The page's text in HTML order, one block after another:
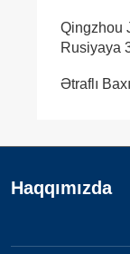
Haqqımızda